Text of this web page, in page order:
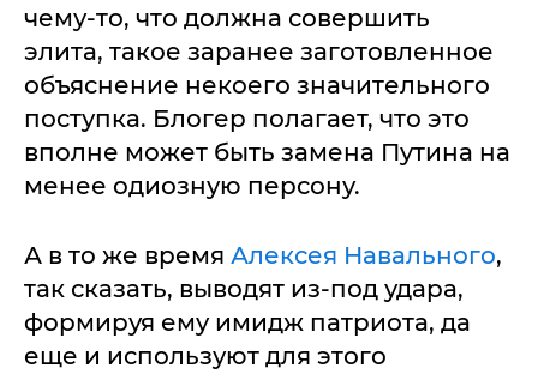
чему-то, что должна совершить
элита, такое заранее заготовленное
объяснение некоего значительного
поступка. Блогер полагает, что это
вполне может быть замена Путина на
менее одиозную персону.
А в то же время Алексея Навального,
так сказать, выводят из-под удара,
формируя ему имидж патриота, да
еще и используют для этого